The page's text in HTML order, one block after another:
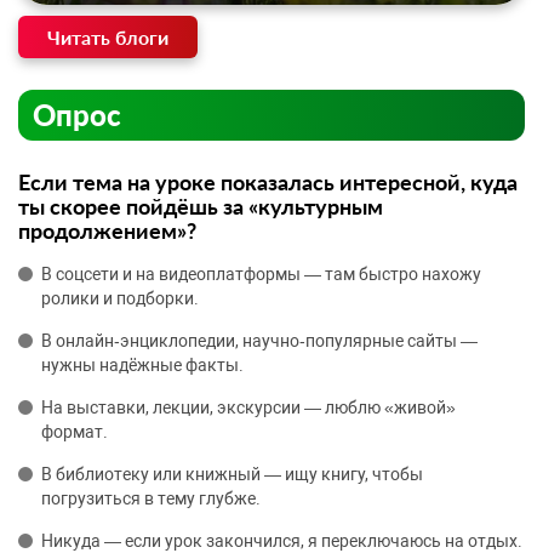
Читать блоги
Опрос
Если тема на уроке показалась интересной, куда
ты скорее пойдёшь за «культурным
продолжением»?
В соцсети и на видеоплатформы — там быстро нахожу
ролики и подборки.
В онлайн‑энциклопедии, научно‑популярные сайты —
нужны надёжные факты.
На выставки, лекции, экскурсии — люблю «живой»
формат.
В библиотеку или книжный — ищу книгу, чтобы
погрузиться в тему глубже.
Никуда — если урок закончился, я переключаюсь на отдых.